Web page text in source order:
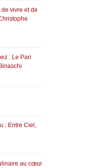
de vivre et de
: Le Pari
: Entre Ciel,
au cœur